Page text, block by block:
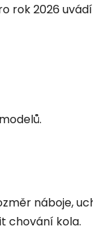
2026
náboje,
chování kola.